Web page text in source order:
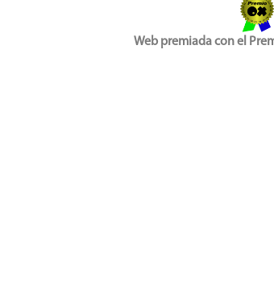
Web premiada con el